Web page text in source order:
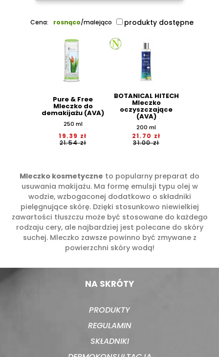
Mleczko kosmetyczne to popularny preparat do
usuwania makijażu. Ma formę emulsji typu olej w
wodzie, wzbogaconej dodatkowo o składniki
pielęgnujące skórę. Dzięki stosunkowo niewielkiej
zawartości tłuszczu może być stosowane do każdego
rodzaju cery, ale najbardziej jest polecane do skóry
suchej. Mleczko zawsze powinno być zmywane z
powierzchni skóry wodą!
Cena: rosnąco/malejąco produkty dostępne
Pure & Free
Mleczko do
demakijażu (AVA)
250 ml
19.39 zł
21.54 zł
BOTANICAL HITECH
Mleczko
oczyszczające
(AVA)
200 ml
21.70 zł
31.00 zł
NA SKRÓTY
PRODUKTY
REGULAMIN
SKŁADNIKI